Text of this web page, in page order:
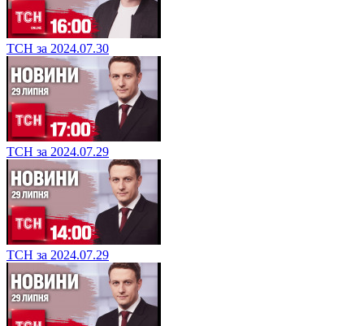
ТСН за 2024.07.30
ТСН за 2024.07.29
ТСН за 2024.07.29